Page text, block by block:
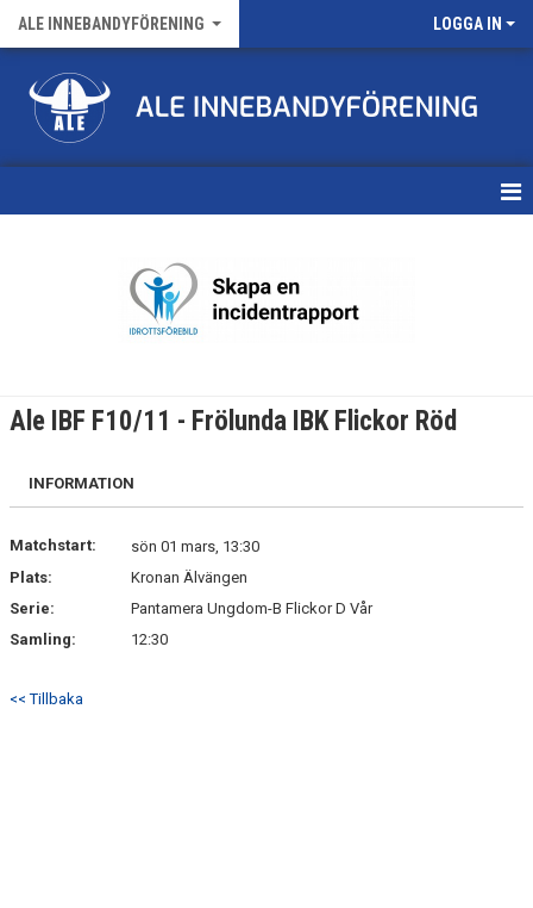
ALE INNEBANDYFÖRENING LOGGA IN
FÖRENINGENS MATCHER
Ale IBF F10/11 - Frölunda IBK Flickor Röd
INFORMATION
Matchstart:
sön 01 mars, 13:30
Plats:
Kronan Älvängen
Serie:
Pantamera Ungdom-B Flickor D Vår
Samling:
12:30
<< Tillbaka